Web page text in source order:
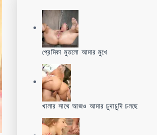
প্রেমিকা মুতলো আমার মুখে
খালার সাথে আজও আমার চুদাচুদি চলছে